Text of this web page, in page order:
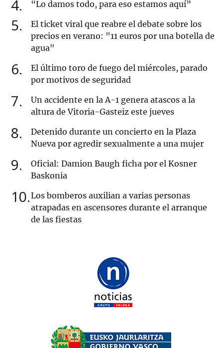
4 “Lo damos todo, para eso estamos aquí”
5
El ticket viral que reabre el debate sobre los
precios en verano: "11 euros por una botella de
agua"
6
El último toro de fuego del miércoles, parado
por motivos de seguridad
7
Un accidente en la A-1 genera atascos a la
altura de Vitoria-Gasteiz este jueves
8
Detenido durante un concierto en la Plaza
Nueva por agredir sexualmente a una mujer
9
Oficial: Damion Baugh ficha por el Kosner
Baskonia
10 Los bomberos auxilian a varias personas
atrapadas en ascensores durante el arranque
de las fiestas